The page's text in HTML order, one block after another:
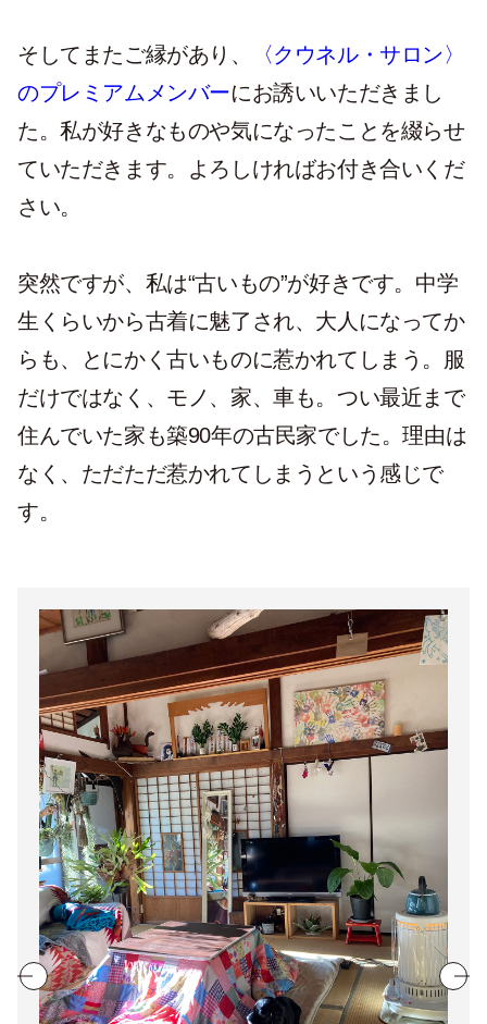
そしてまたご縁があり、
〈クウネル・サロン〉
のプレミアムメンバーにお誘いいただきまし
た。私が好きなものや気になったことを綴らせ
ていただきます。よろしければお付き合いくだ
さい。
突然ですが、私は“古いもの”が好きです。中学
生くらいから古着に魅了され、大人になってか
らも、とにかく古いものに惹かれてしまう。服
だけではなく、モノ、家、車も。つい最近まで
住んでいた家も築90年の古民家でした。理由は
なく、ただただ惹かれてしまうという感じで
す。